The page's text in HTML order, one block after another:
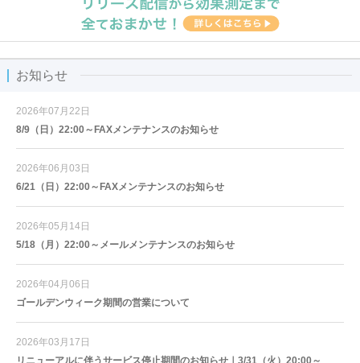
お知らせ
2026年07月22日
8/9（日）22:00～FAXメンテナンスのお知らせ
2026年06月03日
6/21（日）22:00～FAXメンテナンスのお知らせ
2026年05月14日
5/18（月）22:00～メールメンテナンスのお知らせ
2026年04月06日
ゴールデンウィーク期間の営業について
2026年03月17日
リニューアルに伴うサービス停止期間のお知らせ｜3/31（火）20:00～